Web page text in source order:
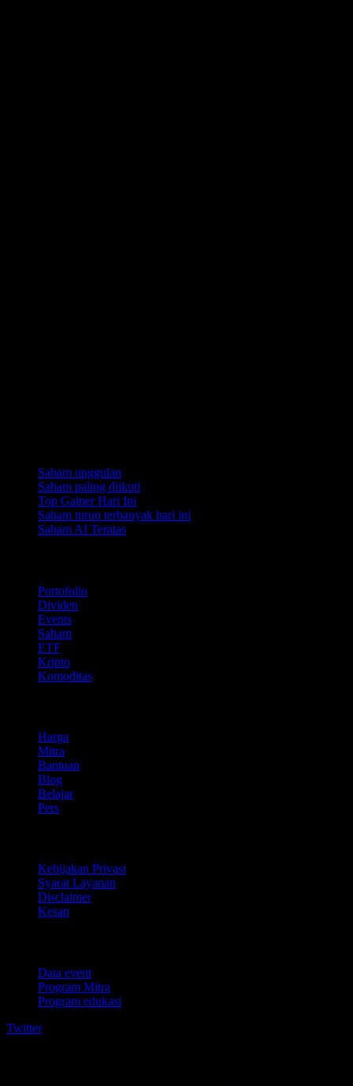
Saham unggulan
Saham paling diikuti
Top Gainer Hari Ini
Saham turun terbanyak hari ini
Saham AI Teratas
Portofolio
Dividen
Events
Saham
ETF
Kripto
Komoditas
Harga
Mitra
Bantuan
Blog
Belajar
Pers
Kebijakan Privasi
Syarat Layanan
Disclaimer
Kesan
Data event
Program Mitra
Program edukasi
Twitter